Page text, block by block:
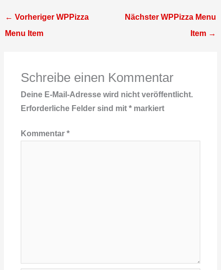
← Vorheriger WPPizza
Menu Item
Nächster WPPizza Menu
Item →
Schreibe einen Kommentar
Deine E-Mail-Adresse wird nicht veröffentlicht.
Erforderliche Felder sind mit *markiert
Kommentar *